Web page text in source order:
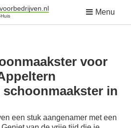
Menu
voor
schoonmaakster in
een stuk aangenamer met een